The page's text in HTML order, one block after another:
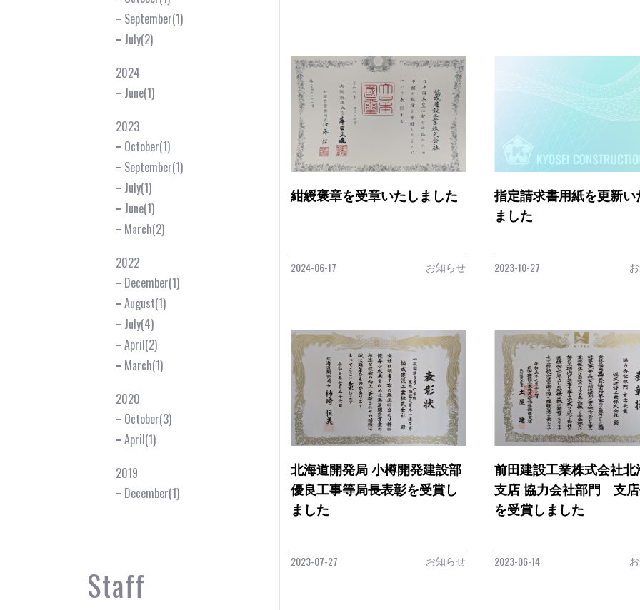
紺綬褒章を受章いたしました
2024-06-17 お知らせ
指定請求書用紙を更新い
ました
2023-10-27
北海道開発局 小樽開発建設部
優良工事等局長表彰を受賞し
ました
2023-07-27 お知らせ
前田建設工業株式会社北
支店 協力会社部門 支
を受賞しました
2023-06-14
September(1)
July(2)
2024
June(1)
2023
October(1)
September(1)
July(1)
June(1)
March(2)
2022
December(1)
August(1)
July(4)
April(2)
March(1)
2020
October(3)
April(1)
2019
December(1)
Staff